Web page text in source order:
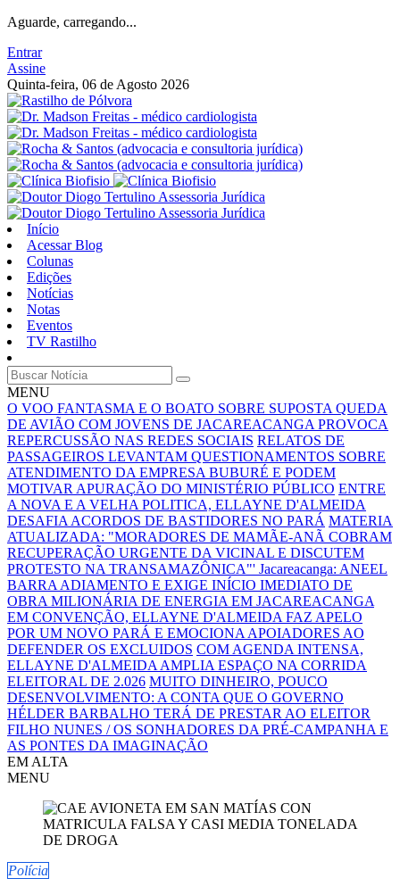
Aguarde, carregando...
Entrar
Assine
Quinta-feira, 06 de Agosto 2026
Início
Acessar Blog
Colunas
Edições
Notícias
Notas
Eventos
TV Rastilho
MENU
O VOO FANTASMA E O BOATO SOBRE SUPOSTA QUEDA
DE AVIÃO COM JOVENS DE JACAREACANGA PROVOCA
REPERCUSSÃO NAS REDES SOCIAIS RELATOS DE
PASSAGEIROS LEVANTAM QUESTIONAMENTOS SOBRE
ATENDIMENTO DA EMPRESA BUBURÉ E PODEM
MOTIVAR APURAÇÃO DO MINISTÉRIO PÚBLICO ENTRE
A NOVA E A VELHA POLITICA, ELLAYNE D'ALMEIDA
DESAFIA ACORDOS DE BASTIDORES NO PARÁ MATERIA
ATUALIZADA: "MORADORES DE MAMÃE-ANÃ COBRAM
RECUPERAÇÃO URGENTE DA VICINAL E DISCUTEM
PROTESTO NA TRANSAMAZÔNICA"' Jacareacanga: ANEEL
BARRA ADIAMENTO E EXIGE INÍCIO IMEDIATO DE
OBRA MILIONÁRIA DE ENERGIA EM JACAREACANGA
EM CONVENÇÃO, ELLAYNE D'ALMEIDA FAZ APELO
POR UM NOVO PARÁ E EMOCIONA APOIADORES AO
DEFENDER OS EXCLUIDOS COM AGENDA INTENSA,
ELLAYNE D'ALMEIDA AMPLIA ESPAÇO NA CORRIDA
ELEITORAL DE 2.026 MUITO DINHEIRO, POUCO
DESENVOLVIMENTO: A CONTA QUE O GOVERNO
HÉLDER BARBALHO TERÁ DE PRESTAR AO ELEITOR
FILHO NUNES / OS SONHADORES DA PRÉ-CAMPANHA E
AS PONTES DA IMAGINAÇÃO
EM ALTA
MENU
Polícia